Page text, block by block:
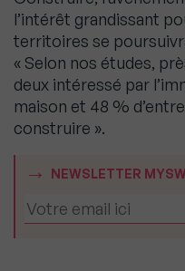
l’intérêt grandissant
territoires se
« Selon nos études,
deux intéressé par
maison et 48 %
construire ».
NEWSLETTER